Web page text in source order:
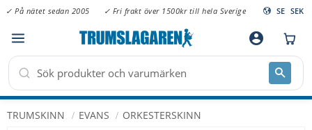
Meny
✓ På nätet sedan 2005 ✓ Fri frakt över 1500kr till hela Sverige SE SEK
account_circle
TRUMSKINN EVANS ORKESTERSKINN